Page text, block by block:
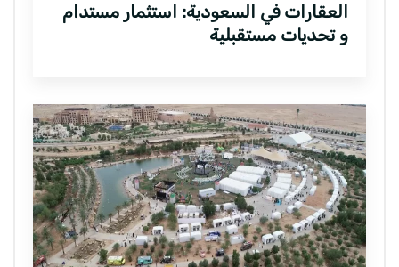
العقارات في السعودية: استثمار مستدام
و تحديات مستقبلية